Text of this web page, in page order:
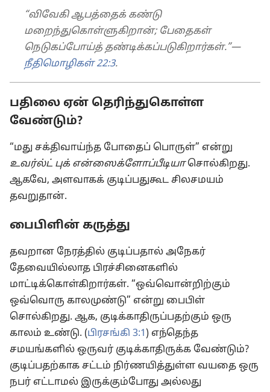
“விவேகி ஆபத்தைக் கண்டு
மறைந்துகொள்ளுகிறான்; பேதைகள்
நெடுகப்போய்த் தண்டிக்கப்படுகிறார்கள்.”—
நீதிமொழிகள் 22:3.
பதிலை ஏன் தெரிந்துகொள்ள
வேண்டும்?
“மது சக்திவாய்ந்த போதைப் பொருள்” என்று
உவர்ல்ட் புக் என்ஸைக்ளோப்பீடியாசொல்கிறது.
ஆகவே, அளவாகக் குடிப்பதுகூட சிலசமயம்
தவறுதான்.
பைபிளின் கருத்து
தவறான நேரத்தில் குடிப்பதால் அநேகர்
தேவையில்லாத பிரச்சினைகளில்
மாட்டிக்கொள்கிறார்கள். “ஒவ்வொன்றிற்கும்
ஒவ்வொரு காலமுண்டு” என்று பைபிள்
சொல்கிறது. ஆக, குடிக்காதிருப்பதற்கும் ஒரு
காலம் உண்டு. (பிரசங்கி 3:1 ) எந்தெந்த
சமயங்களில் ஒருவர் குடிக்காதிருக்க வேண்டும்?
குடிப்பதற்காக சட்டம் நிர்ணயித்துள்ள வயதை ஒரு
நபர் எட்டாமல் இருக்கும்போது அல்லது